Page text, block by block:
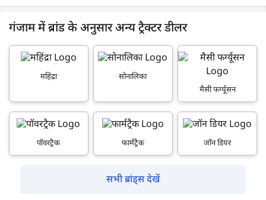
गंजाम में ब्रांड के अनुसार अन्य ट्रैक्टर डीलर
महिंद्रा
सोनालिका
मैसी फर्ग्यूसन
पॉवरट्रैक फार्मट्रैक जॉन डियर
सभी ब्रांड्स देखें